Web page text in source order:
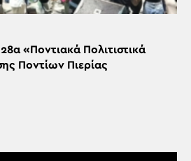
«Ποντιακά Πολιτιστικά
Ποντίων Πιερίας